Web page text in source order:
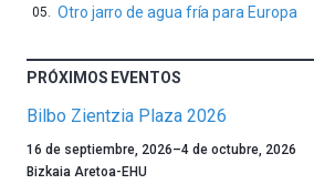
Otro jarro de agua fría para Europa
PRÓXIMOS EVENTOS
Bilbo Zientzia Plaza 2026
Un
año
16 de septiembre, 2026–4 de octubre, 2026
Bizkaia Aretoa-EHU